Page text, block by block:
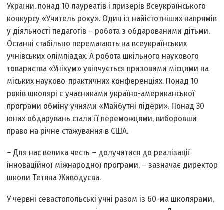
України, понад 10 лауреатів і призерів Всеукраїнського
конкурсу «Учитель року». Один із найістотніших напрямів
у діяльності педагогів – робота з обдарованими дітьми.
Останні стабільно перемагають на всеукраїнських
учнівських олімпіадах. А робота шкільного наукового
товариства «Унікум» увінчується призовими місцями на
міських науково-практичних конференціях. Понад 10
років школярі є учасниками україно-американської
програми обміну учнями «Майбутні лідери». Понад 30
юних обдарувань стали її переможцями, виборовши
право на річне стажування в США.
– Для нас велика честь – долучитися до реалізації
інноваційної міжнародної програми, – зазначає директор
школи Тетяна Живодуєва.
У червні севастопольські учні разом із 60-ма школярами,